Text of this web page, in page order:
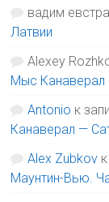
вадим
Латвии
Alexey
Мыс Канаверал
Antonio к
Канаверал —
Alex Zubkov
Маунтин-Вью.